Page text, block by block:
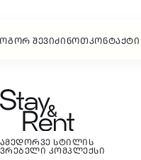
ᲙᲝᲜᲢᲐᲥᲢᲘ
ᲡᲢᲘᲚᲘᲡ
ᲙᲝᲛᲞᲚᲔᲥᲡᲘ